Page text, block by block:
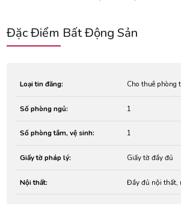
Đặc Điểm Bất Động Sản
Loại tin đăng: Cho thuê phòng
Số phòng ngủ: 1
Số phòng tắm, vệ sinh: 1
Giấy tờ pháp lý: Giấy tờ đầy đủ
Nội thất: Đầy đủ nội thất,